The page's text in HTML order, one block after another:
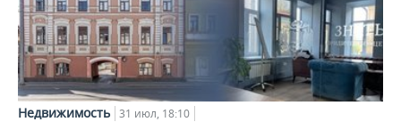
Недвижимость 31 июл, 18:10